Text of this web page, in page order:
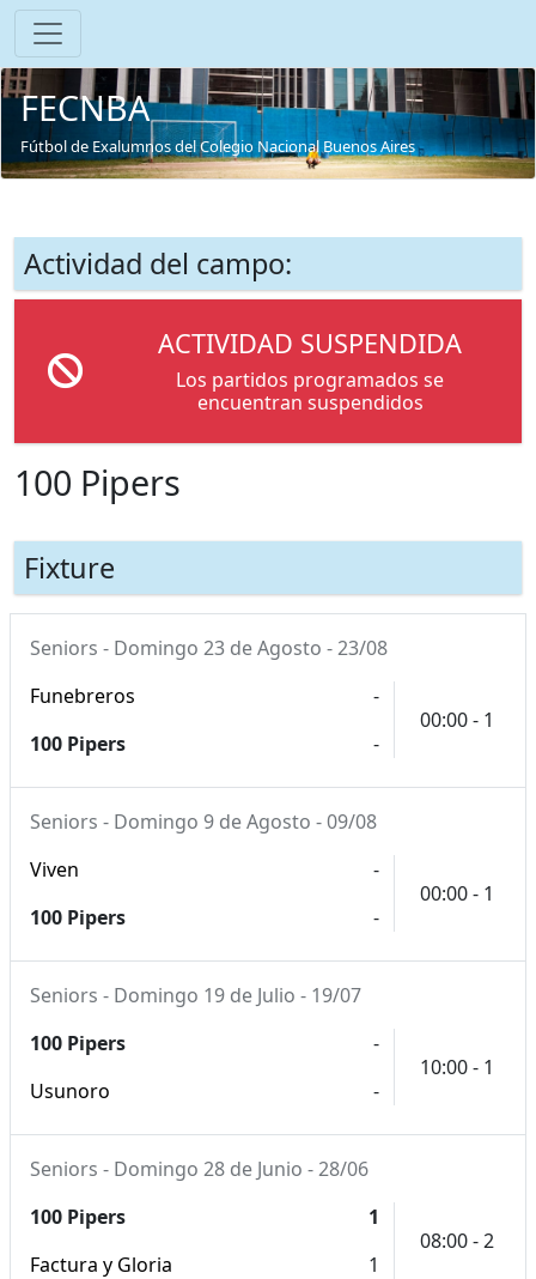
FECNBA
Fútbol de Exalumnos del Colegio Nacional Buenos Aires
100 Pipers
Fixture
Seniors - Domingo 23 de Agosto - 23/08
Funebreros
-
100 Pipers
-
00:00 - 1
Seniors - Domingo 9 de Agosto - 09/08
Viven
-
100 Pipers
-
00:00 - 1
Seniors - Domingo 19 de Julio - 19/07
100 Pipers
-
Usunoro
-
10:00 - 1
Seniors - Domingo 28 de Junio - 28/06
100 Pipers
1
Factura y Gloria
1
08:00 - 2
Actividad del campo:
ACTIVIDAD SUSPENDIDA
Los partidos programados se
encuentran suspendidos